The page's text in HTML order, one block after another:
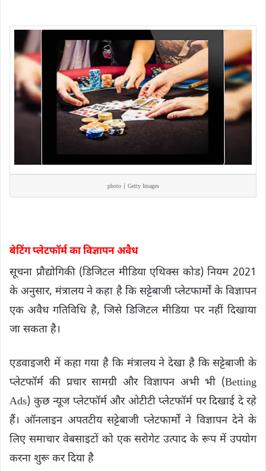
photo | Getty Images
बेटिंग प्लेटफॉर्म का विज्ञापन अवैध
सूचना प्रौद्योगिकी (डिजिटल मीडिया एथिक्स कोड) नियम 2021
के अनुसार, मंत्रालय ने कहा है कि सट्टेबाजी प्लेटफार्मों के विज्ञापन
एक अवैध गतिविधि है, जिसे डिजिटल मीडिया पर नहीं दिखाया
जा सकता है।
एडवाइजरी में कहा गया है कि मंत्रालय ने देखा है कि सट्टेबाजी के
प्लेटफॉर्म की प्रचार सामग्री और विज्ञापन अभी भी (Betting
Ads) कुछ न्यूज प्लेटफॉर्म और ओटीटी प्लेटफॉर्म पर दिखाई दे रहे
हैं। ऑनलाइन अपतटीय सट्टेबाजी प्लेटफार्मों ने विज्ञापन देने के
लिए समाचार वेबसाइटों को एक सरोगेट उत्पाद के रूप में उपयोग
करना शुरू कर दिया है